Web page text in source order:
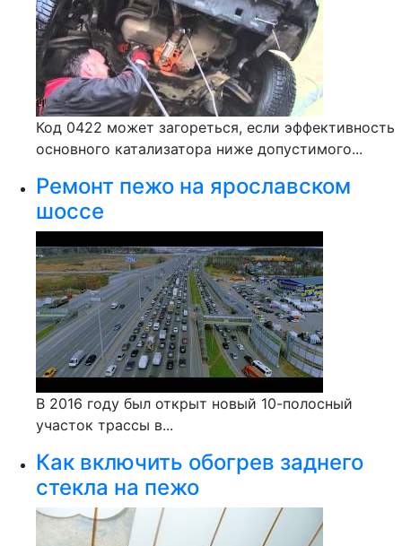
Код 0422 может загореться, если эффективность
основного катализатора ниже допустимого...
Ремонт пежо на ярославском
шоссе
В 2016 году был открыт новый 10-полосный
участок трассы в...
Как включить обогрев заднего
стекла на пежо